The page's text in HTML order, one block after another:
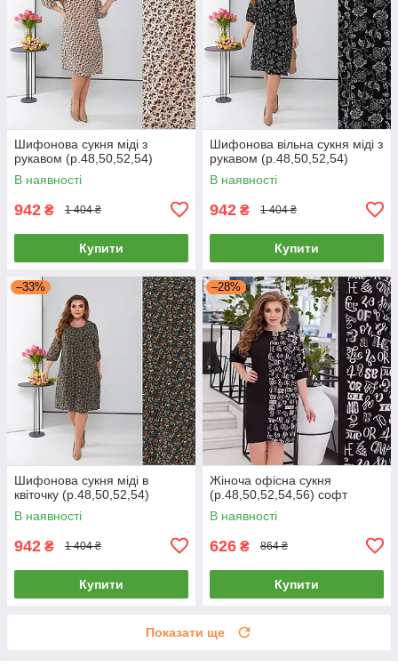
Шифонова сукня міді з
рукавом (р.48,50,52,54)
В наявності
942 ₴ 1 404 ₴
Купити
Шифонова вільна сукня міді з
рукавом (р.48,50,52,54)
В наявності
942 ₴ 1 404 ₴
Купити
–33%
Шифонова сукня міді в
квіточку (р.48,50,52,54)
В наявності
942 ₴ 1 404 ₴
Купити
–28%
Жіноча офісна сукня
(р.48,50,52,54,56) софт
В наявності
626 ₴ 864 ₴
Купити
Показати ще